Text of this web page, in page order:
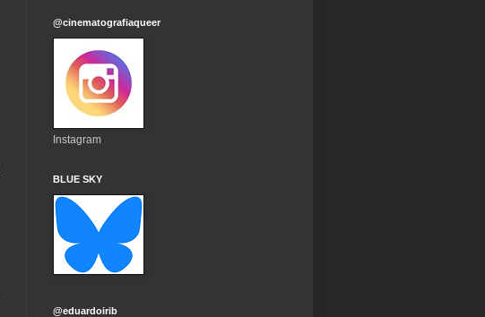
@cinematografiaqueer
Instagram
BLUE SKY
@eduardoirib